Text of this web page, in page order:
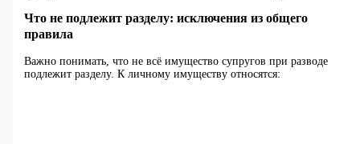
Что не подлежит разделу: исключения из общего
правила
Важно понимать, что не всё имущество супругов при разводе
подлежит разделу. К личному имуществу относятся: